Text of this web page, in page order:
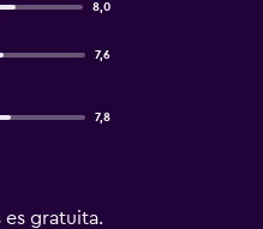
8,0
7,6
7,8
es gratuita.